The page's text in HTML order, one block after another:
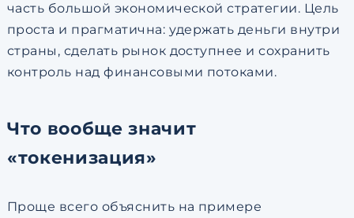
часть большой экономической стратегии. Цель
проста и прагматична: удержать деньги внутри
страны, сделать рынок доступнее и сохранить
контроль над финансовыми потоками.
Что вообще значит
«токенизация»
Проще всего объяснить на примере